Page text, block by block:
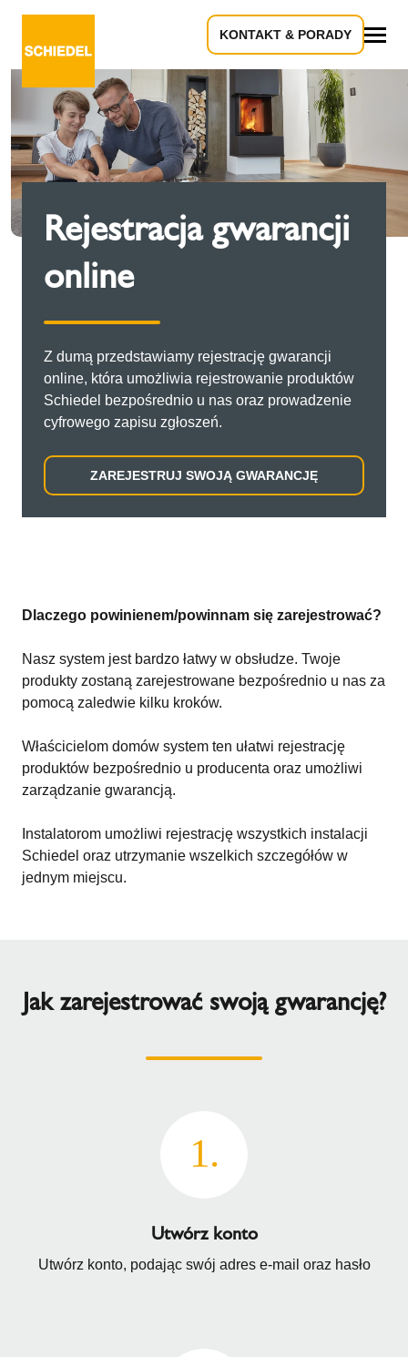
KONTAKT & PORADY
Rejestracja gwarancji
online
Z dumą przedstawiamy rejestrację gwarancji
online, która umożliwia rejestrowanie produktów
Schiedel bezpośrednio u nas oraz prowadzenie
cyfrowego zapisu zgłoszeń.
ZAREJESTRUJ SWOJĄ GWARANCJĘ
Dlaczego powinienem/powinnam się zarejestrować?
Nasz system jest bardzo łatwy w obsłudze. Twoje
produkty zostaną zarejestrowane bezpośrednio u nas za
pomocą zaledwie kilku kroków.
Właścicielom domów system ten ułatwi rejestrację
produktów bezpośrednio u producenta oraz umożliwi
zarządzanie gwarancją.
Instalatorom umożliwi rejestrację wszystkich instalacji
Schiedel oraz utrzymanie wszelkich szczegółów w
jednym miejscu.
Jak zarejestrować swoją gwarancję?
Utwórz konto
Utwórz konto, podając swój adres e-mail oraz hasło